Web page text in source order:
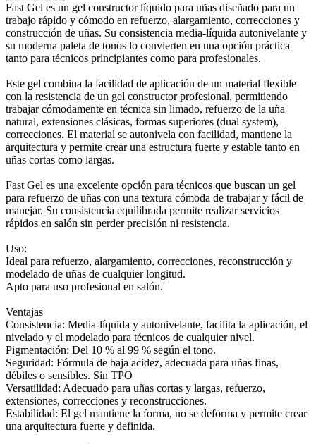
Fast Gel es un gel constructor líquido para uñas diseñado para un
trabajo rápido y cómodo en refuerzo, alargamiento, correcciones y
construcción de uñas. Su consistencia media-líquida autonivelante y
su moderna paleta de tonos lo convierten en una opción práctica
tanto para técnicos principiantes como para profesionales.
Este gel combina la facilidad de aplicación de un material flexible
con la resistencia de un gel constructor profesional, permitiendo
trabajar cómodamente en técnica sin limado, refuerzo de la uña
natural, extensiones clásicas, formas superiores (dual system),
correcciones. El material se autonivela con facilidad, mantiene la
arquitectura y permite crear una estructura fuerte y estable tanto en
uñas cortas como largas.
Fast Gel es una excelente opción para técnicos que buscan un gel
para refuerzo de uñas con una textura cómoda de trabajar y fácil de
manejar. Su consistencia equilibrada permite realizar servicios
rápidos en salón sin perder precisión ni resistencia.
Uso:
Ideal para refuerzo, alargamiento, correcciones, reconstrucción y
modelado de uñas de cualquier longitud.
Apto para uso profesional en salón.
Ventajas
Consistencia: Media-líquida y autonivelante, facilita la aplicación, el
nivelado y el modelado para técnicos de cualquier nivel.
Pigmentación: Del 10 % al 99 % según el tono.
Seguridad: Fórmula de baja acidez, adecuada para uñas finas,
débiles o sensibles. Sin TPO
Versatilidad: Adecuado para uñas cortas y largas, refuerzo,
extensiones, correcciones y reconstrucciones.
Estabilidad: El gel mantiene la forma, no se deforma y permite crear
una arquitectura fuerte y definida.